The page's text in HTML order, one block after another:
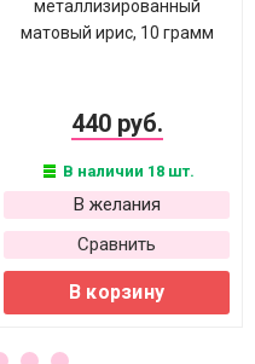
металлизированный
матовый ирис, 10 грамм
440 руб.
В наличии 18 шт.
В желания
Сравнить
В корзину